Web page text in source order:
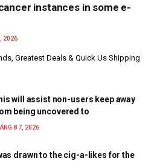
instances in some e-
2026
Greatest Deals & Quick Us Shipping
will assist non-users keep away
being uncovered to
8 7, 2026
drawn to the cig-a-likes for the